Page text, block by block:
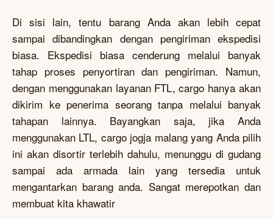
Di sisi lain, tentu barang Anda akan lebih cepat
sampai dibandingkan dengan pengiriman ekspedisi
biasa. Ekspedisi biasa cenderung melalui banyak
tahap proses penyortiran dan pengiriman. Namun,
dengan menggunakan layanan FTL, cargo hanya akan
dikirim ke penerima seorang tanpa melalui banyak
tahapan lainnya. Bayangkan saja, jika Anda
menggunakan LTL, cargo jogja malang yang Anda pilih
ini akan disortir terlebih dahulu, menunggu di gudang
sampai ada armada lain yang tersedia untuk
mengantarkan barang anda. Sangat merepotkan dan
membuat kita khawatir